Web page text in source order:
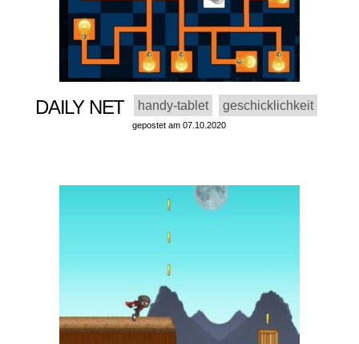
DAILY NET handy-tablet geschicklichkeit
gepostet am 07.10.2020